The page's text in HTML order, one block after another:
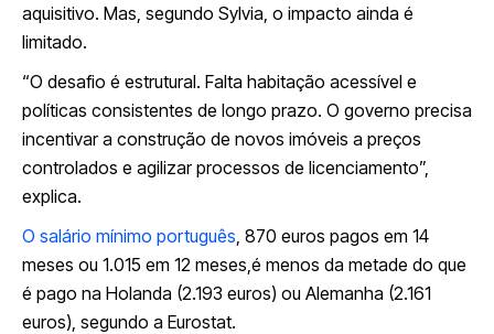
aquisitivo. Mas, segundo Sylvia, o impacto ainda é
limitado.
“O desafio é estrutural. Falta habitação acessível e
políticas consistentes de longo prazo. O governo precisa
incentivar a construção de novos imóveis a preços
controlados e agilizar processos de licenciamento”,
explica.
O salário mínimo português , 870 euros pagos em 14
meses ou 1.015 em 12 meses,é menos da metade do que
é pago na Holanda (2.193 euros) ou Alemanha (2.161
euros), segundo a Eurostat.